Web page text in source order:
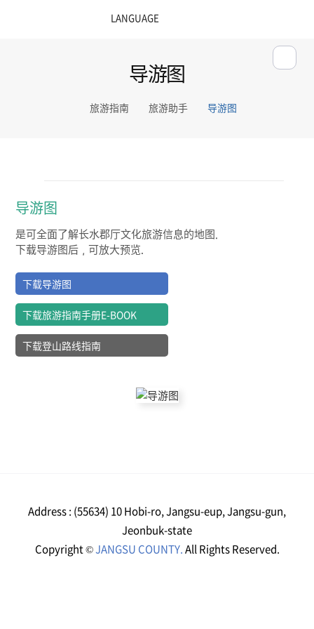
导游图
旅游指南 旅游助手 导游图
导游图
是可全面了解长水郡厅文化旅游信息的地图.
下载导游图后，可放大预览.
下载导游图
下载旅游指南手册E-BOOK
下载登山路线指南
Address : (55634) 10 Hobi-ro, Jangsu-eup, Jangsu-gun,
Jeonbuk-state
Copyright ©JANGSU COUNTY.All Rights Reserved.